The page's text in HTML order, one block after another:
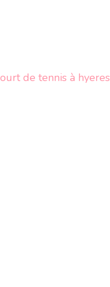
de tennis à hyeres